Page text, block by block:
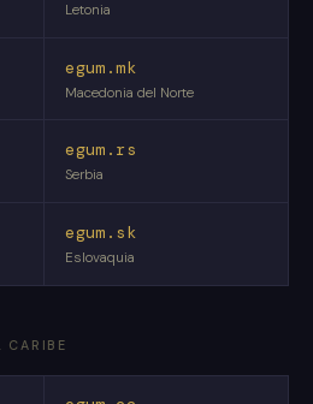
Letonia
egum.mk
Macedonia del Norte
egum.rs
Serbia
egum.sk
Eslovaquia
CARIBE